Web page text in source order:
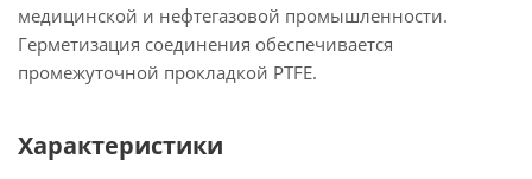
медицинской и нефтегазовой промышленности.
Герметизация соединения обеспечивается
промежуточной прокладкой PTFE.
Характеристики